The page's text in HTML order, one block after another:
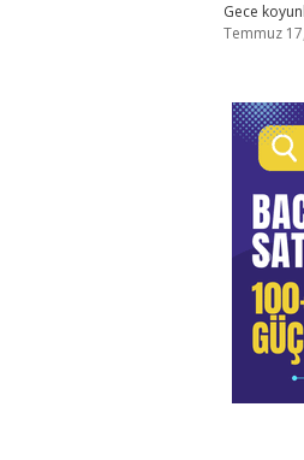
Gece
Temmuz